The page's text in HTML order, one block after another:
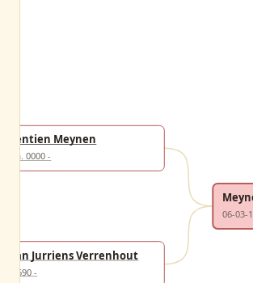
Jentien Meynen
ca. 0000 -
Jan Jurriens Verrenhout
1690 -
06-03-